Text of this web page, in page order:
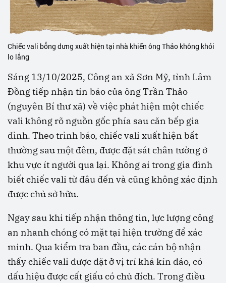
Chiếc vali bỗng dưng xuất hiện tại nhà khiến ông Thảo không khỏi
lo lắng
Sáng 13/10/2025, Công an xã Sơn Mỹ, tỉnh Lâm
Đồng tiếp nhận tin báo của ông Trần Thảo
(nguyên Bí thư xã) về việc phát hiện một chiếc
vali không rõ nguồn gốc phía sau căn bếp gia
đình. Theo trình báo, chiếc vali xuất hiện bất
thường sau một đêm, được đặt sát chân tường ở
khu vực ít người qua lại. Không ai trong gia đình
biết chiếc vali từ đâu đến và cũng không xác định
được chủ sở hữu.
Ngay sau khi tiếp nhận thông tin, lực lượng công
an nhanh chóng có mặt tại hiện trường để xác
minh. Qua kiểm tra ban đầu, các cán bộ nhận
thấy chiếc vali được đặt ở vị trí khá kín đáo, có
dấu hiệu được cất giấu có chủ đích. Trong điều